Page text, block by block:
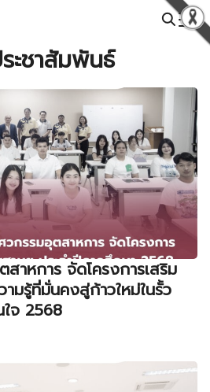
ะชาสัมพันธ์
าหการ จัดโครงการเสริม
มรู้ที่มั่นคงสู่ก้าวใหม่ในรั้ว
จ 2568